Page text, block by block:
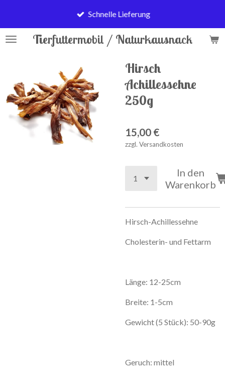
springenTierfuttermobil / Naturkausnack
Schnelle Lieferung
Hirsch
Achillessehne
250g
15,00 €
zzgl. Versandkosten
In den
Warenkorb
Hirsch-Achillessehne
Cholesterin- und Fettarm
Länge: 12-25cm
Breite: 1-5cm
Gewicht (5 Stück): 50-90g
Geruch: mittel